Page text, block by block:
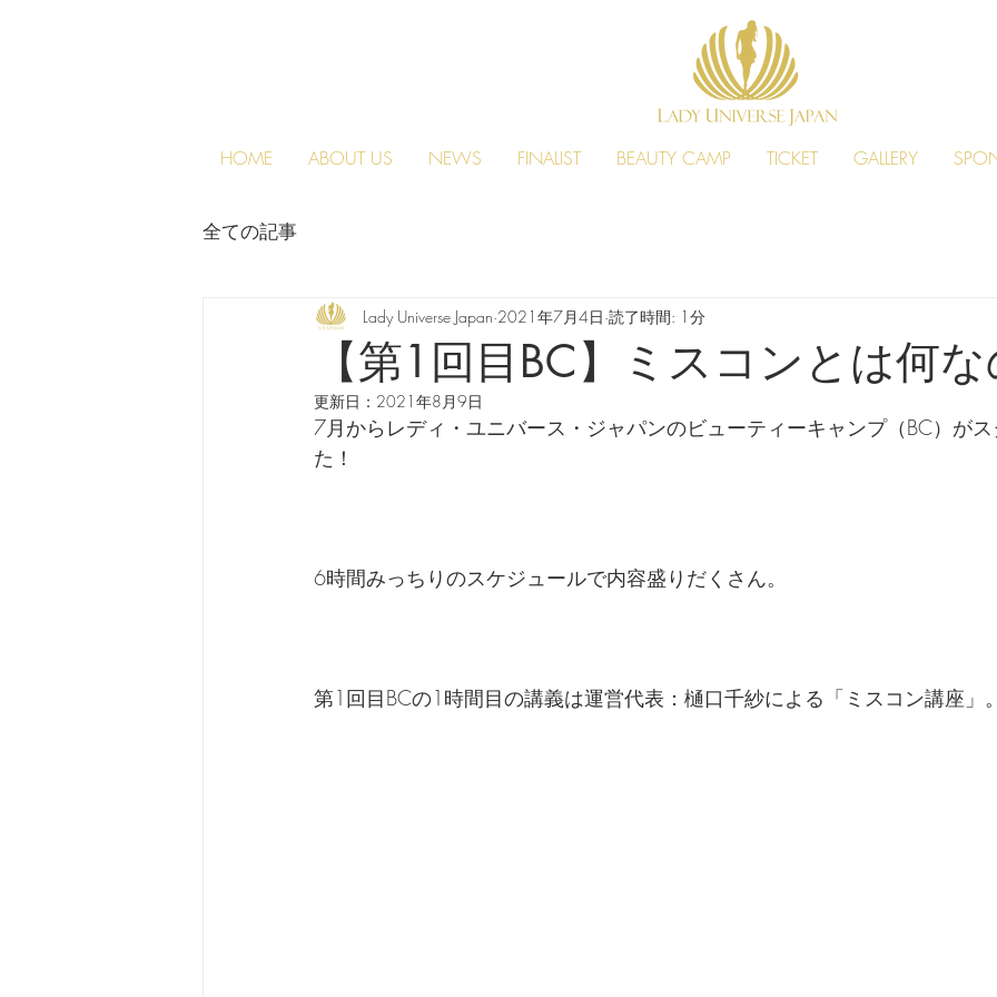
HOME ABOUT US NEWS FINALIST BEAUTY CAMP TICKET GALLERY
全ての記事
【第1回目BC】ミスコンとは何
Lady Universe Japan 2021年7月4日 読了時間: 1分
更新日： 2021年8月9日
7月からレディ・ユニバース・ジャパンのビューティーキャンプ（BC）が
た！
6時間みっちりのスケジュールで内容盛りだくさん。
第1回目BCの1時間目の講義は運営代表：樋口千紗による「ミスコン講座」